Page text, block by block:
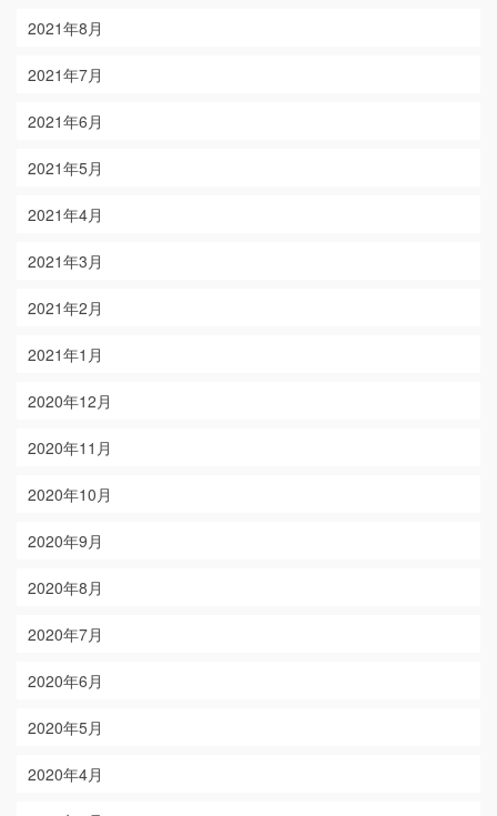
2021年8月
2021年7月
2021年6月
2021年5月
2021年4月
2021年3月
2021年2月
2021年1月
2020年12月
2020年11月
2020年10月
2020年9月
2020年8月
2020年7月
2020年6月
2020年5月
2020年4月